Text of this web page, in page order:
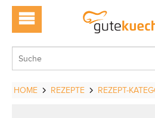
HOME REZEPTE REZEPT-